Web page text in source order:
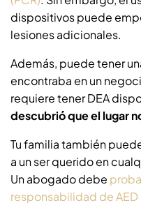
dispositivos puede
lesiones adicionales.
Además, puede tener
encontraba en un
requiere tener DEA
descubrió que el lugar
Tu familia también
a un ser querido en
Un abogado debe
responsabilidad de AED